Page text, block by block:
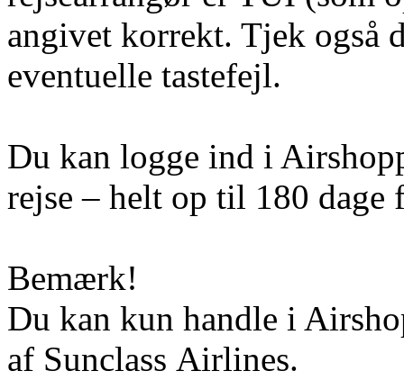
angivet korrekt. Tjek også
eventuelle tastefejl.
Du kan logge ind i
rejse – helt op til 180 dage
Bemærk!
Du kan kun handle i
af Sunclass Airlines.